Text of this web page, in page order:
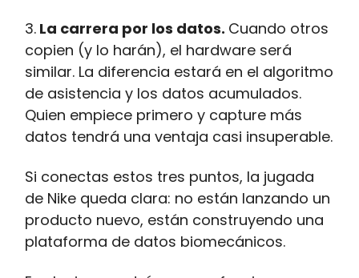
3. La carrera por los datos. Cuando otros
copien (y lo harán), el hardware será
similar. La diferencia estará en el algoritmo
de asistencia y los datos acumulados.
Quien empiece primero y capture más
datos tendrá una ventaja casi insuperable.
Si conectas estos tres puntos, la jugada
de Nike queda clara: no están lanzando un
producto nuevo, están construyendo una
plataforma de datos biomecánicos.